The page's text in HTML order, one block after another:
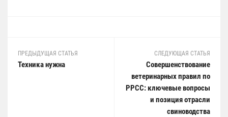
ПРЕДЫДУЩАЯ СТАТЬЯ
Техника нужна
СЛЕДУЮЩАЯ СТАТЬЯ
Совершенствование
ветеринарных правил по
РРСС: ключевые вопросы
и позиция отрасли
свиноводства